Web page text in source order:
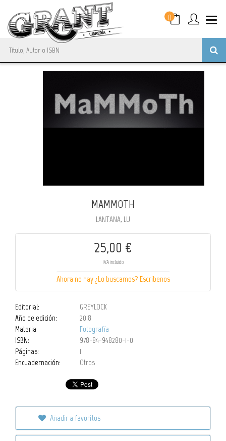
0
MAMMOTH
LANTANA, LU
25,00 €
IVA incluido
Ahora no hay ¿Lo buscamos? Escribenos
Editorial:
GREYLOCK
Año de edición:
2018
Materia
Fotografía
ISBN:
978-84-948280-1-0
Páginas:
1
Encuadernación:
Otros
Añadir a favoritos